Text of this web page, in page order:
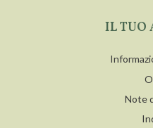
IL TUO
Note